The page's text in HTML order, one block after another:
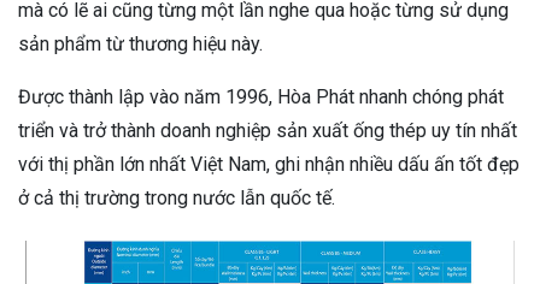
mà có lẽ ai cũng từng một lần nghe qua hoặc từng sử dụng
sản phẩm từ thương hiệu này.
Được thành lập vào năm 1996, Hòa Phát nhanh chóng phát
triển và trở thành doanh nghiệp sản xuất ống thép uy tín nhất
với thị phần lớn nhất Việt Nam, ghi nhận nhiều dấu ấn tốt đẹp
ở cả thị trường trong nước lẫn quốc tế.